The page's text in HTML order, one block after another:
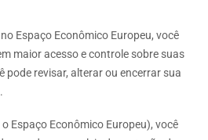
Espaço Econômico Europeu, você
maior acesso e controle sobre suas
pode revisar, alterar ou encerrar sua
Espaço Econômico Europeu), você